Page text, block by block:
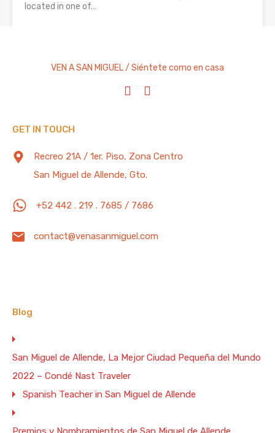
located in one of…
From $350 Per Night
Administración Administración de Propiedades
Arreglo Personal Arte Beneficios Emocionales
Beneficios Físicos
Despedidas de Soltera
Fábrica La Aurora Guanajuato IgnacioAllende
VEN A SAN MIGUEL / Siéntete como en casa
GET IN TOUCH
Recreo 21A / 1er. Piso, Zona Centro
San Miguel de Allende, Gto.
+52 442 . 219 . 7685 / 7686
contact@venasanmiguel.com
Blog
San Miguel de Allende, La Mejor Ciudad Pequeña del Mundo
2022 – Condé Nast Traveler
Spanish Teacher in San Miguel de Allende